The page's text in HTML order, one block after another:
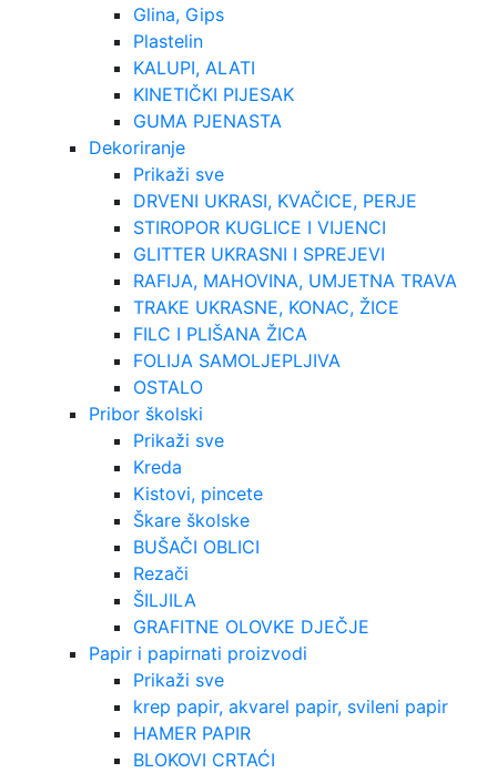
Glina, Gips
Plastelin
KALUPI, ALATI
KINETIČKI PIJESAK
GUMA PJENASTA
Dekoriranje
Prikaži sve
DRVENI UKRASI, KVAČICE, PERJE
STIROPOR KUGLICE I VIJENCI
GLITTER UKRASNI I SPREJEVI
RAFIJA, MAHOVINA, UMJETNA TRAVA
TRAKE UKRASNE, KONAC, ŽICE
FILC I PLIŠANA ŽICA
FOLIJA SAMOLJEPLJIVA
OSTALO
Pribor školski
Prikaži sve
Kreda
Kistovi, pincete
Škare školske
BUŠAČI OBLICI
Rezači
ŠILJILA
GRAFITNE OLOVKE DJEČJE
Papir i papirnati proizvodi
Prikaži sve
krep papir, akvarel papir, svileni papir
HAMER PAPIR
BLOKOVI CRTAĆI